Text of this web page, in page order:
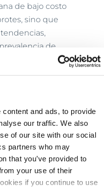
and ads, to provide
our traffic. We also
of our site with our social
partners who may
that you’ve provided to
your use of their
if you continue to use
de bajo costo
sino que
de
en curso.
estaba
ciudades
comunidades más
de Omicron
de Boston, la
San Diego y